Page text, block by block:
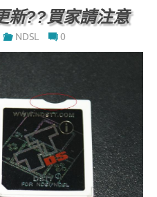
新??買家請注意
NDSL 0